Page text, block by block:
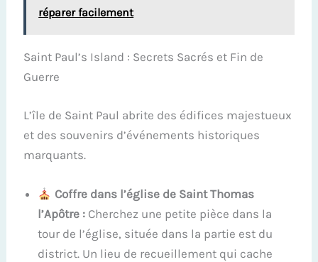
réparer facilement
Saint Paul’s Island : Secrets Sacrés et Fin de
Guerre
L’île de Saint Paul abrite des édifices majestueux
et des souvenirs d’événements historiques
marquants.
Coffre dans l’église de Saint Thomas
l’Apôtre : Cherchez une petite pièce dans la
tour de l’église, située dans la partie est du
district. Un lieu de recueillement qui cache